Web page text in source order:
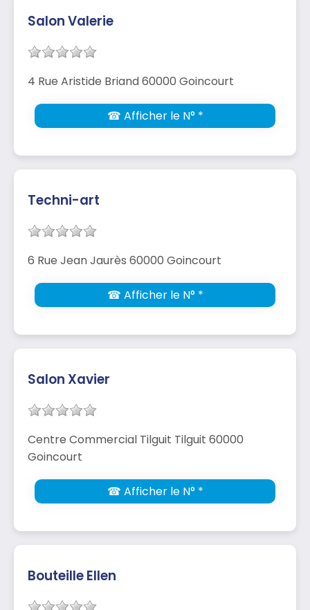
Salon Valerie
4 Rue Aristide Briand 60000 Goincourt
☎ Afficher le N° *
Techni-art
6 Rue Jean Jaurès 60000 Goincourt
☎ Afficher le N° *
Salon Xavier
Centre Commercial Tilguit Tilguit 60000
Goincourt
☎ Afficher le N° *
Bouteille Ellen